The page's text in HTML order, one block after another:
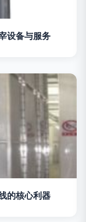
设备与服务
的核心利器